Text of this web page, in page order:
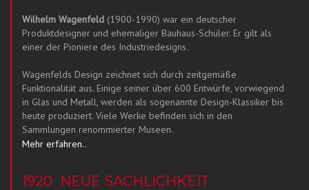
Wilhelm Wagenfeld (1900-1990) war ein deutscher
Produktdesigner und ehemaliger Bauhaus-Schüler. Er gilt als
einer der Pioniere des Industriedesigns.
Wagenfelds Design zeichnet sich durch zeitgemäße
Funktionalität aus. Einige seiner über 600 Entwürfe, vorwiegend
in Glas und Metall, werden als sogenannte Design-Klassiker bis
heute produziert. Viele Werke befinden sich in den
Sammlungen renommierter Museen.
Mehr erfahren..
1920 NEUE SACHLICHKEIT